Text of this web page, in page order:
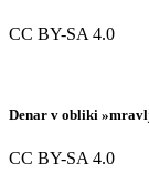
CC BY-SA 4.0
Denar v obliki
CC BY-SA 4.0